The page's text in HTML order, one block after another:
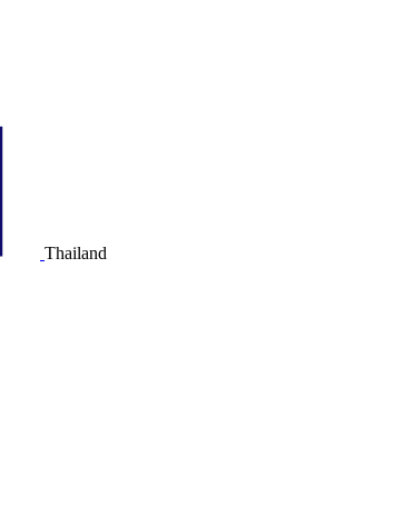
Thailand